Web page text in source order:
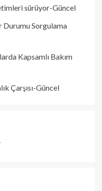
sürüyor-Güncel
Durumu Sorgulama
Kapsamlı Bakım
Çarşısı-Güncel